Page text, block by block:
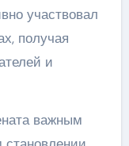
участвовал
получая
и
важным